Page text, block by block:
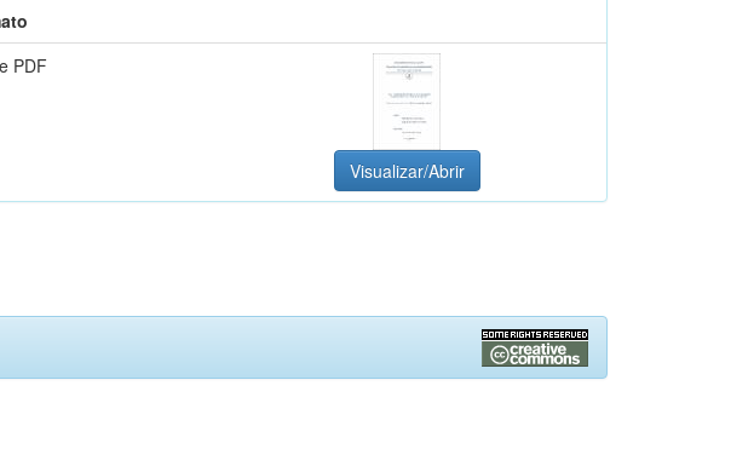
PDF
Visualizar/Abrir